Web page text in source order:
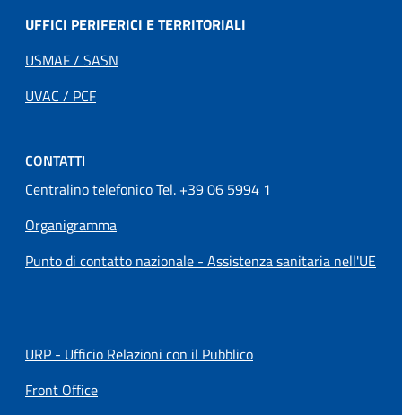
UFFICI PERIFERICI E TERRITORIALI
USMAF / SASN
UVAC / PCF
CONTATTI
Centralino telefonico Tel. +39 06 5994 1
Organigramma
Punto di contatto nazionale - Assistenza sanitaria nell'UE
URP - Ufficio Relazioni con il Pubblico
Front Office